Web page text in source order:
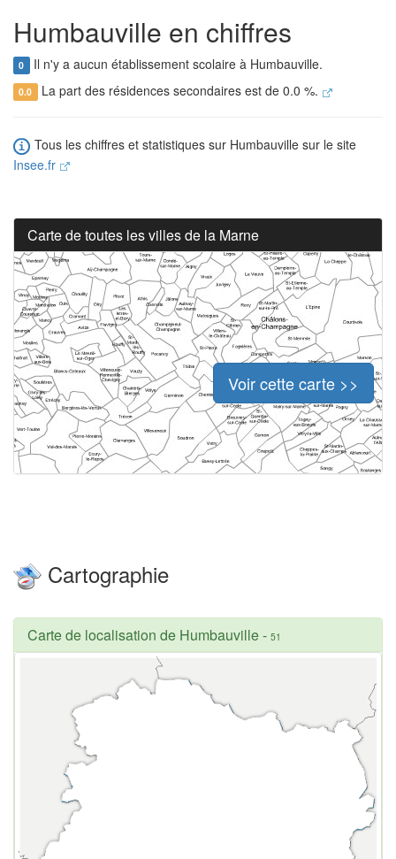
Humbauville en chiffres
0 Il n'y a aucun établissement scolaire à Humbauville.
0.0 La part des résidences secondaires est de 0.0 %.
Tous les chiffres et statistiques sur Humbauville sur le site
Insee.fr
Carte de toutes les villes de la Marne
Voir cette carte >>
Cartographie
Carte de localisation de Humbauville- 51